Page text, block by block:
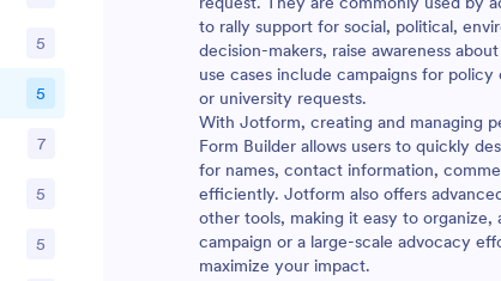
to rally support for social, political,
decision-makers, raise awareness
use cases include campaigns for
or university requests.
With Jotform, creating and managing
Form Builder allows users to quickly
for names, contact information,
efficiently. Jotform also offers
other tools, making it easy to
campaign or a large-scale advocacy
maximize your impact.
5
5
7
5
5